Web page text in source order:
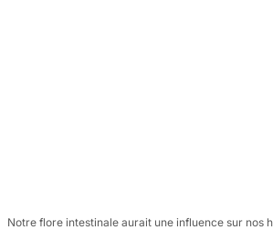
Notre flore intestinale aurait une influence sur nos